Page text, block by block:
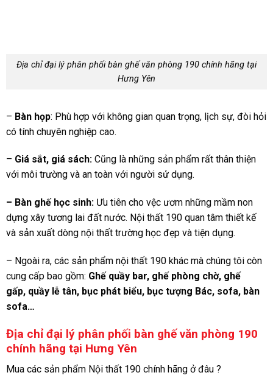
Địa chỉ đại lý phân phối bàn ghế văn phòng 190 chính hãng tại
Hưng Yên
– Bàn họp: Phù hợp với không gian quan trọng, lịch sự, đòi hỏi
có tính chuyên nghiệp cao.
– Giá sắt, giá sách: Cũng là những sản phẩm rất thân thiện
với môi trường và an toàn với người sử dụng.
– Bàn ghế học sinh:Ưu tiên cho vệc ươm những mầm non
dựng xây tương lai đất nước. Nội thất 190 quan tâm thiết kế
và sản xuất dòng nội thất trường học đẹp và tiện dụng.
– Ngoài ra, các sản phẩm nội thất 190 khác mà chúng tôi còn
cung cấp bao gồm: Ghế quầy bar, ghế phòng chờ, ghế
gấp, quầy lễ tân, bục phát biểu, bục tượng Bác, sofa, bàn
sofa…
Địa chỉ đại lý phân phối bàn ghế văn phòng 190
chính hãng tại Hưng Yên
Mua các sản phẩm Nội thất 190 chính hãng ở đâu ?